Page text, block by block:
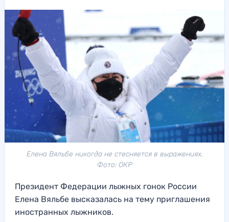
Елена Вяльбе никогда не стесняется в выражениях.
Фото: ОКР
Президент Федерации лыжных гонок России
Елена Вяльбе высказалась на тему приглашения
иностранных лыжников.